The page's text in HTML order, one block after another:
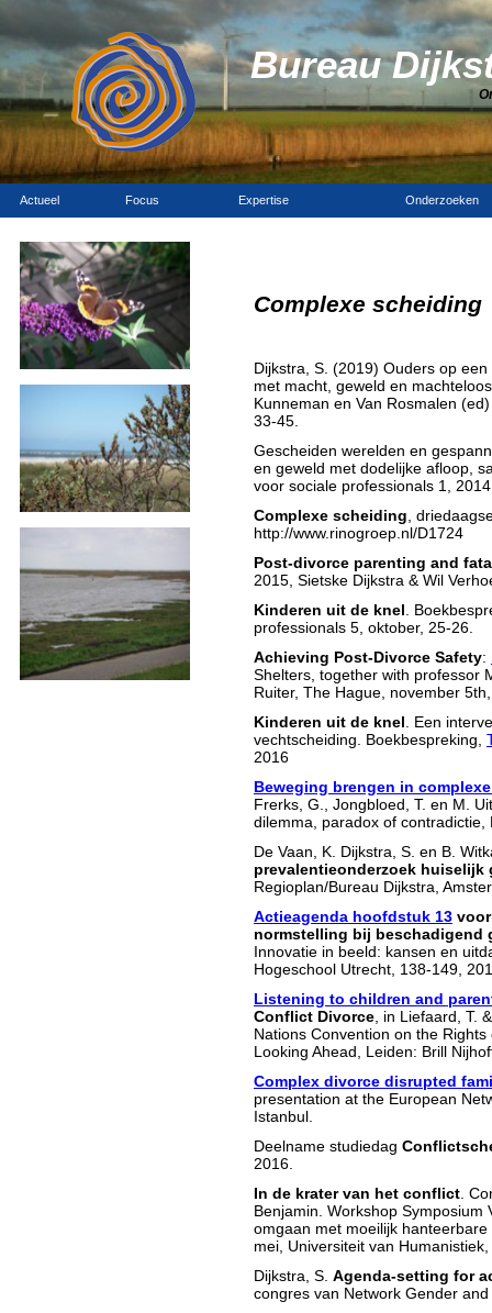
Bureau
Actueel Focus Expertise Onderzoeken
Complexe scheiding
Dijkstra, S. (2019) Ouders op
met macht, geweld en
Kunneman en Van Rosmalen
33-45.
Gescheiden werelden en
en geweld met dodelijke afloop,
voor sociale professionals 1,
Complexe scheiding,
http://www.rinogroep.nl/D1724
Post-divorce parenting and
2015, Sietske Dijkstra & Wil
Kinderen uit de knel.
professionals 5, oktober, 25-26.
Achieving Post-Divorce Safety:
Shelters, together with professor
Ruiter, The Hague, november
Kinderen uit de knel. Een
vechtscheiding. Boekbespreking,
2016
Beweging brengen in
Frerks, G., Jongbloed, T. en M.
dilemma, paradox of
De Vaan, K. Dijkstra, S. en B.
prevalentieonderzoek huiselijk
Regioplan/Bureau Dijkstra,
Actieagenda hoofdstuk 13
normstelling bij beschadigend
Innovatie in beeld: kansen en
Hogeschool Utrecht, 138-149,
Listening to children and
Conflict Divorce, in Liefaard, T.
Nations Convention on the
Looking Ahead, Leiden: Brill
Complex divorce disrupted
presentation at the European
Istanbul.
Deelname studiedag
2016.
In de krater van het conflict.
Benjamin. Workshop
omgaan met moeilijk
mei, Universiteit van
Dijkstra, S. Agenda-setting for
congres van Network Gender